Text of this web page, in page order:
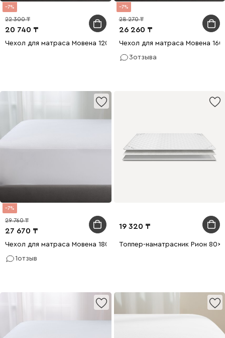
7
20 740
22 300
Чехол для матраса Мовена 120x200
7
26 260
28 270
Чехол для матраса Мовена
3отзыва
7
27 670
29 760
Чехол для матраса Мовена 180x200
1отзыв
19 320
Топпер-наматрасник Рион